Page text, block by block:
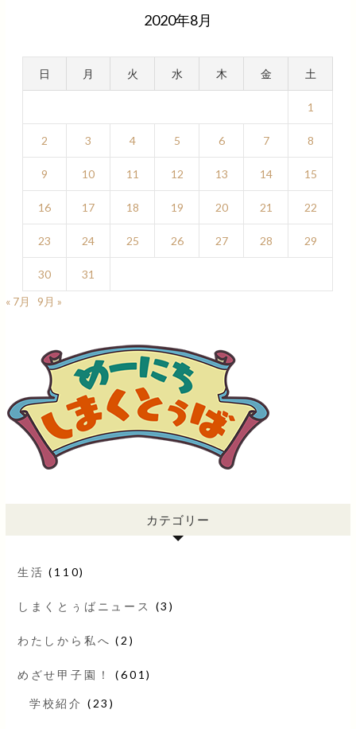
2020年8月
日 月 火 水 木 金 土
1
2 3 4 5 6 7 8
9 10 11 12 13 14 15
16 17 18 19 20 21 22
23 24 25 26 27 28 29
30
31
« 7月
9月 »
カテゴリー
生活 (110)
しまくとぅばニュース (3)
わたしから私へ (2)
めざせ甲子園！ (601)
学校紹介 (23)